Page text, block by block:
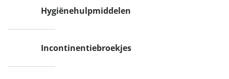
Hygiënehulpmiddelen
Incontinentiebroekjes